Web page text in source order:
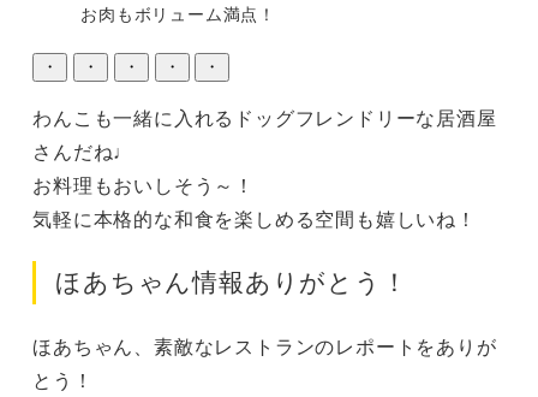
お肉もボリューム満点！
・ ・ ・ ・ ・
わんこも一緒に入れるドッグフレンドリーな居酒屋
さんだね♩
お料理もおいしそう～！
気軽に本格的な和食を楽しめる空間も嬉しいね！
ほあちゃん情報ありがとう！
ほあちゃん、素敵なレストランのレポートをありが
とう！